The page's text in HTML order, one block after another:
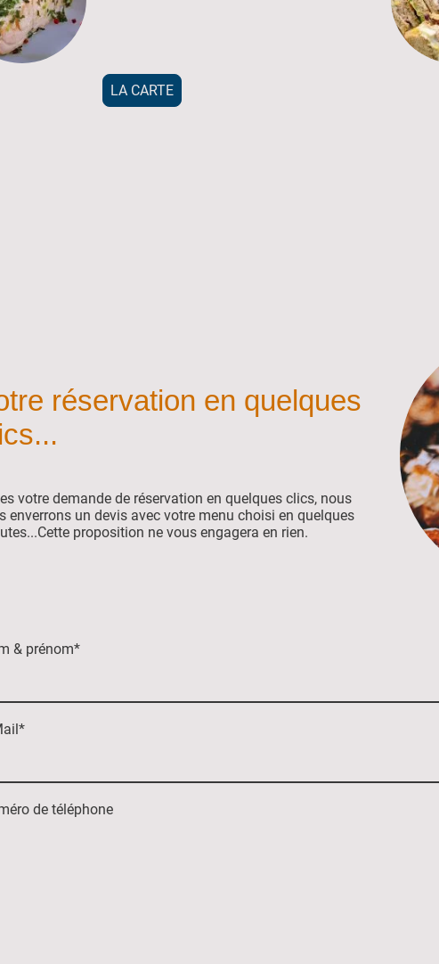
LA CARTE
réservation en quelques
votre demande de réservation en quelques clics, nous
enverrons un devis avec votre menu choisi en quelques
proposition ne vous engagera en rien.
& prénom*
*
de téléphone